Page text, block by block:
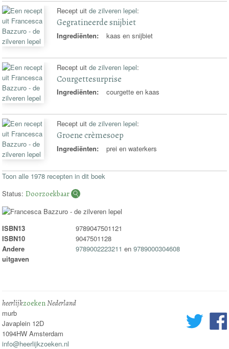
Recept uitde zilveren lepel:
Gegratineerde snijbiet
Ingrediënten: kaas en snijbiet
Recept uitde zilveren lepel:
Courgettesurprise
Ingrediënten: courgette en kaas
Recept uitde zilveren lepel:
Groene crèmesoep
Ingrediënten: prei en waterkers
Toon alle 1978 recepten in dit boek
Status:Doorzoekbaar
ISBN13
9789047501121
ISBN10
9047501128
Andere
uitgaven
9789002223211 en9789000304608
heerlijkzoekenNederland
murb
Javaplein 12D
1094HW Amsterdam
info@heerlijkzoeken.nl